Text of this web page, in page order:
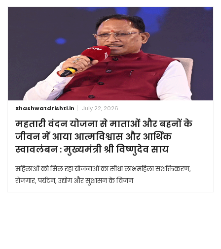
Shashwatdrishti.in July 22, 2026
महतारी वंदन योजना से माताओं और बहनों के
जीवन में आया आत्मविश्वास और आर्थिक
स्वावलंबन : मुख्यमंत्री श्री विष्णुदेव साय
महिलाओं को मिल रहा योजनाओं का सीधा लाभमहिला सशक्तिकरण,
रोजगार, पर्यटन, उद्योग और सुशासन के विजन